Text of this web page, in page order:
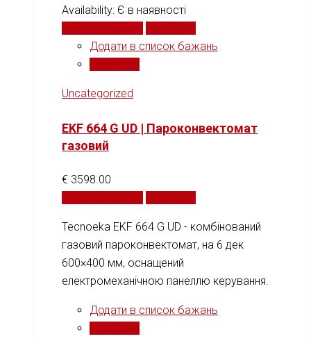
Availability: Є в наявності
Додати в список бажань
Uncategorized
EKF 664 G UD | Пароконвектомат
газовий
€ 3598.00
Tecnoeka EKF 664 G UD - комбінований
газовий пароконвектомат, на 6 дек
600×400 мм, оснащений
електромеханічною панеллю керування.
Додати в список бажань